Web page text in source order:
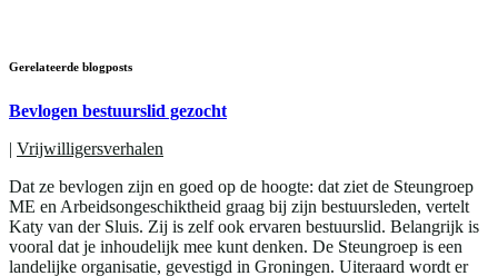
Gerelateerde blogposts
Bevlogen bestuurslid gezocht
| Vrijwilligersverhalen
Dat ze bevlogen zijn en goed op de hoogte: dat ziet de Steungroep
ME en Arbeidsongeschiktheid graag bij zijn bestuursleden, vertelt
Katy van der Sluis. Zij is zelf ook ervaren bestuurslid. Belangrijk is
vooral dat je inhoudelijk mee kunt denken. De Steungroep is een
landelijke organisatie, gevestigd in Groningen. Uiteraard wordt er